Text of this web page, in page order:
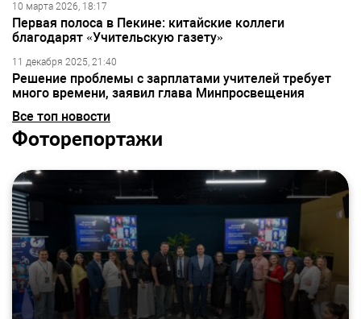
10 марта 2026, 18:17
Первая полоса в Пекине: китайские коллеги
благодарят «Учительскую газету»
11 декабря 2025, 21:40
Решение проблемы с зарплатами учителей требует
много времени, заявил глава Минпросвещения
Все топ новости
Фоторепортажи